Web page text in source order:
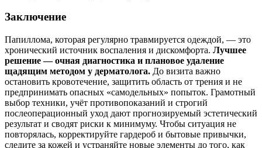
Заключение
Папиллома, которая регулярно травмируется одеждой, — это
хронический источник воспаления и дискомфорта. Лучшее
решение — очная диагностика и плановое удаление
щадящим методом у дерматолога. До визита важно
остановить кровотечение, защитить область от трения и не
предпринимать опасных «самодельных» попыток. Грамотный
выбор техники, учёт противопоказаний и строгий
послеоперационный уход дают прогнозируемый эстетический
результат и сводят риски к минимуму. Чтобы ситуация не
повторялась, корректируйте гардероб и бытовые привычки,
следите за кожей и устраняйте новые элементы до того, как